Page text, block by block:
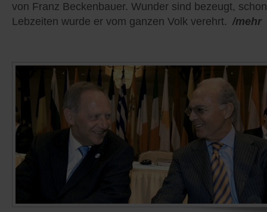
von Franz Beckenbauer. Wunder sind bezeugt,
Lebzeiten wurde er vom ganzen Volk verehrt. /mehr